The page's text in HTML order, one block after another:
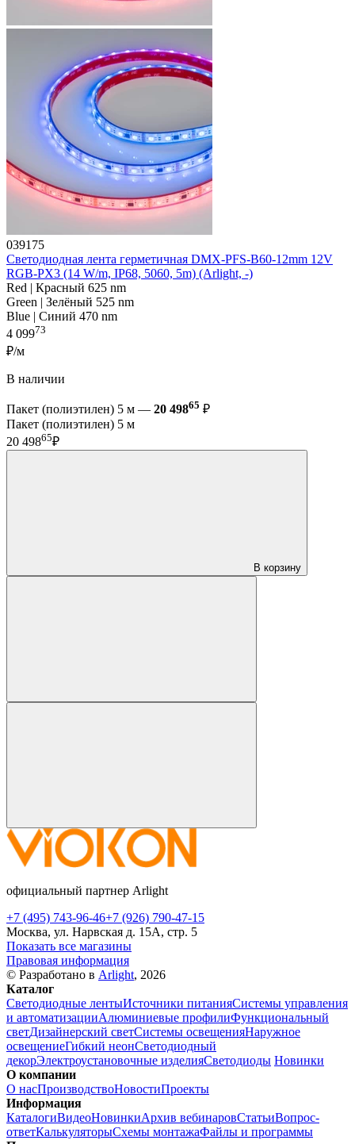
039175
Светодиодная лента герметичная DMX-PFS-B60-12mm 12V
RGB-PX3 (14 W/m, IP68, 5060, 5m) (Arlight, -)
Red | Красный 625 nm
Green | Зелёный 525 nm
Blue | Синий 470 nm
4 09973
₽/м
В наличии
Пакет (полиэтилен) 5 м — 20 49865 ₽
Пакет (полиэтилен) 5 м
20 49865₽
В корзину
официальный партнер Arlight
+7 (495) 743-96-46+7 (926) 790-47-15
Москва, ул. Нарвская д. 15А, стр. 5
Показать все магазины
Правовая информация
© Разработано в Arlight, 2026
Каталог
Светодиодные лентыИсточники питанияСистемы управления
и автоматизацииАлюминиевые профилиФункциональный
светДизайнерский светСистемы освещенияНаружное
освещениеГибкий неонСветодиодный
декорЭлектроустановочные изделияСветодиоды Новинки
О компании
О насПроизводствоНовостиПроекты
Информация
КаталогиВидеоНовинкиАрхив вебинаровСтатьиВопрос-
ответКалькуляторыСхемы монтажаФайлы и программы